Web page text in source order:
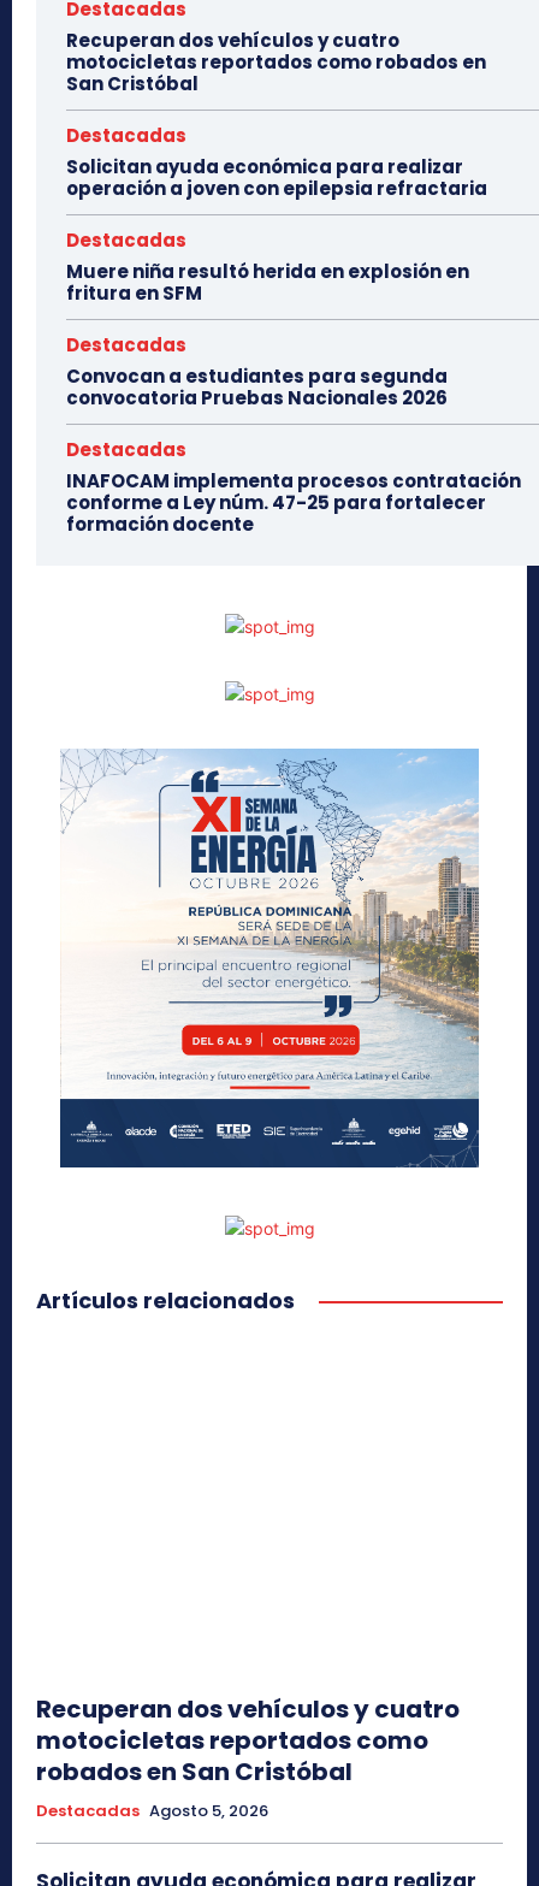
Destacadas
Recuperan dos vehículos y cuatro
motocicletas reportados como robados en
San Cristóbal
Destacadas
Solicitan ayuda económica para realizar
operación a joven con epilepsia refractaria
Destacadas
Muere niña resultó herida en explosión en
fritura en SFM
Destacadas
Convocan a estudiantes para segunda
convocatoria Pruebas Nacionales 2026
Destacadas
INAFOCAM implementa procesos contratación
conforme a Ley núm. 47-25 para fortalecer
formación docente
Artículos relacionados
Recuperan dos vehículos y cuatro
motocicletas reportados como
robados en San Cristóbal
Destacadas Agosto 5, 2026